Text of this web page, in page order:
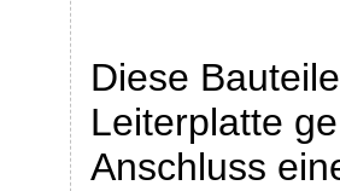
Diese
Leiterplatte
Anschluss